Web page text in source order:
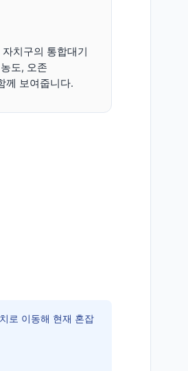
치구의 통합대기
도, 오존
께 보여줍니다.
로 이동해 현재 혼잡